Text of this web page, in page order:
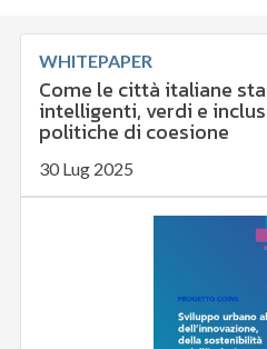
WHITEPAPER
Come le città italiane
intelligenti, verdi e
politiche di coesione
30 Lug 2025